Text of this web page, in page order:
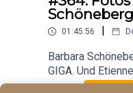
01:45:56
Barbara
GIGA. Und
von ihr, Damals